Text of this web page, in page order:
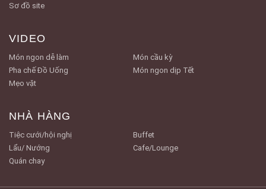
Sơ đồ site
VIDEO
Món ngon dễ làm
Món cầu kỳ
Pha chế Đồ Uống
Món ngon dịp Tết
Mẹo vặt
NHÀ HÀNG
Tiệc cưới/hội nghị
Buffet
Lẩu/ Nướng
Cafe/Lounge
Quán chay